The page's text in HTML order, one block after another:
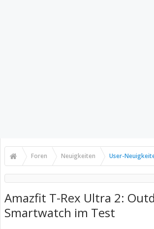
Foren Neuigkeiten User-
Amazfit T-Rex Ultra 2:
Smartwatch im Test